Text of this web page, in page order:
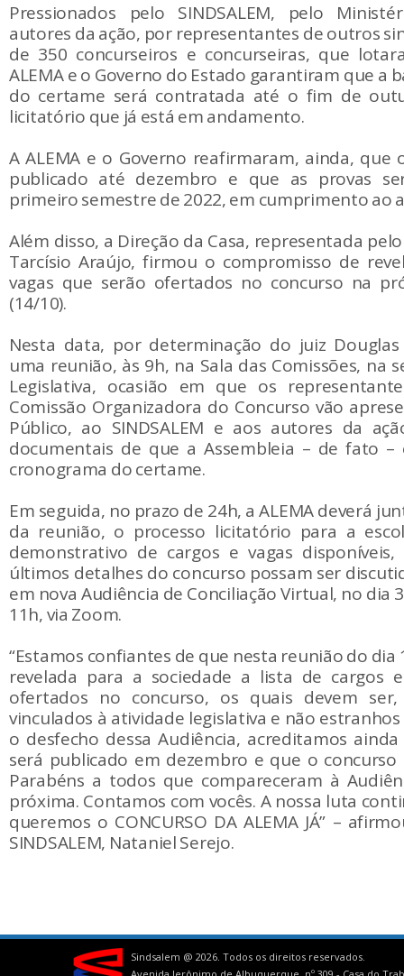
Pressionados pelo SINDSALEM, pelo
autores da ação, por representantes de outros
de 350 concurseiros e concurseiras, que
ALEMA e o Governo do Estado garantiram que a
do certame será contratada até o fim de
licitatório que já está em andamento.
A ALEMA e o Governo reafirmaram, ainda, que
publicado até dezembro e que as provas
primeiro semestre de 2022, em cumprimento ao
Além disso, a Direção da Casa, representada
Tarcísio Araújo, firmou o compromisso de
vagas que serão ofertados no concurso na
(14/10).
Nesta data, por determinação do juiz
uma reunião, às 9h, na Sala das Comissões, na
Legislativa, ocasião em que os
Comissão Organizadora do Concurso vão
Público, ao SINDSALEM e aos autores da
documentais de que a Assembleia – de fato
cronograma do certame.
Em seguida, no prazo de 24h, a ALEMA deverá
da reunião, o processo licitatório para a
demonstrativo de cargos e vagas
últimos detalhes do concurso possam ser
em nova Audiência de Conciliação Virtual, no dia
11h, via Zoom.
“Estamos confiantes de que nesta reunião do
revelada para a sociedade a lista de cargos
ofertados no concurso, os quais devem ser,
vinculados à atividade legislativa e não estranhos
o desfecho dessa Audiência, acreditamos
será publicado em dezembro e que o concurso
Parabéns a todos que compareceram à
próxima. Contamos com vocês. A nossa luta
queremos o CONCURSO DA ALEMA JÁ” –
SINDSALEM, Nataniel Serejo.
Sindsalem @ 2026. Todos os direitos reservados.